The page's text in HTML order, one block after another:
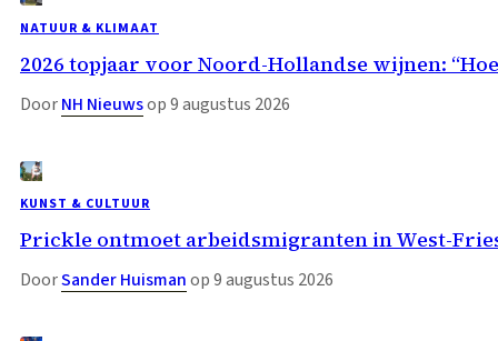
NATUUR & KLIMAAT
2026 topjaar voor Noord-Hollandse wijnen:
DoorNH Nieuwsop 9 augustus 2026
KUNST & CULTUUR
Prickle ontmoet arbeidsmigranten in West-
DoorSander Huismanop 9 augustus 2026